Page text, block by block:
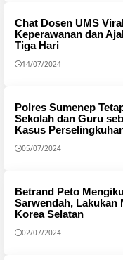
Chat Dosen UMS
Keperawanan dan
Tiga Hari
14/07/2024
Polres Sumenep
Sekolah dan Guru
Kasus
05/07/2024
Betrand Peto
Sarwendah, Lakukan
Korea Selatan
02/07/2024